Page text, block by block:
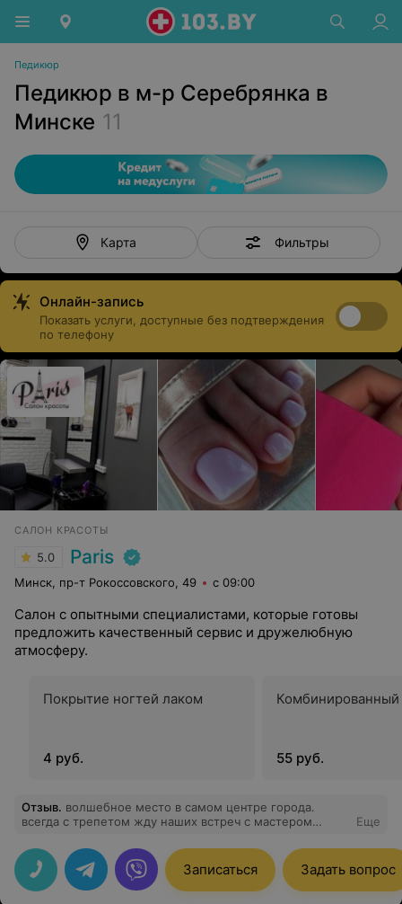
Педикюр
Педикюр в м-р Серебрянка в
Минске 11
Карта Фильтры
Онлайн-запись
Показать услуги, доступные без подтверждения
по телефону
САЛОН КРАСОТЫ
5.0 Paris
Минск, пр-т Рокоссовского, 49 с 09:00
Салон с опытными специалистами, которые готовы
предложить качественный сервис и дружелюбную
атмосферу.
Покрытие ногтей лаком
4 руб. 55 руб.
Отзыв. волшебное место в самом центре города.
всегда с трепетом жду наших встреч с мастером
Еще
Записаться Задать вопрос